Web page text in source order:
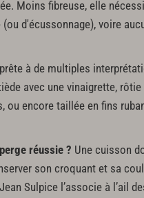
Moins fibreuse, elle
(ou d'écussonnage), voire
à de multiples
avec une vinaigrette,
ou encore taillée en fins
réussie ? Une cuisson
son croquant et sa
Sulpice l’associe à l’ail